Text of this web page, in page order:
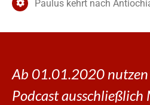
Paulus kehrt nach
Ab 01.01.2020 nutzen
Podcast ausschließlich